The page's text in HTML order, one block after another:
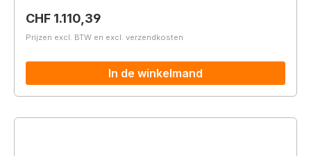
Normale prijs:
CHF 1.110,39
Prijzen excl. BTW en excl. verzendkosten
In de winkelmand